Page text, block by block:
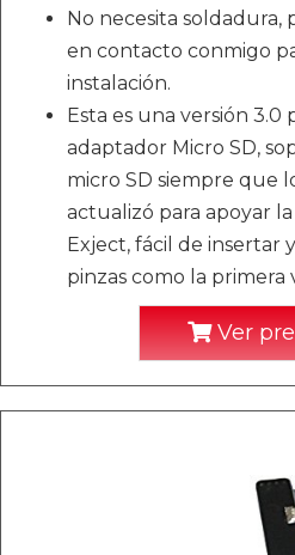
No necesita
en contacto conmigo
instalación.
Esta es una versión 3.0
adaptador Micro SD,
micro SD siempre que
actualizó para apoyar
Exject, fácil de insertar
pinzas como la primera
Ver